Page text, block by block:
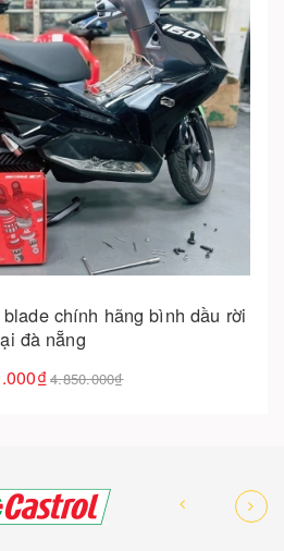
chính hãng bình dầu rời
đà nẵng
4.850.000₫
vào giỏ hàng